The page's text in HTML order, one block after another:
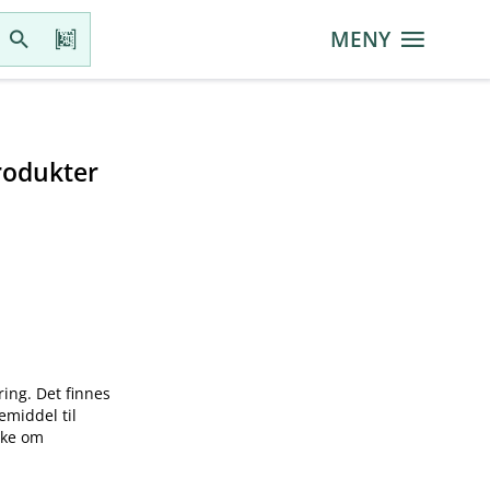
MENY
Det finnes
til
om